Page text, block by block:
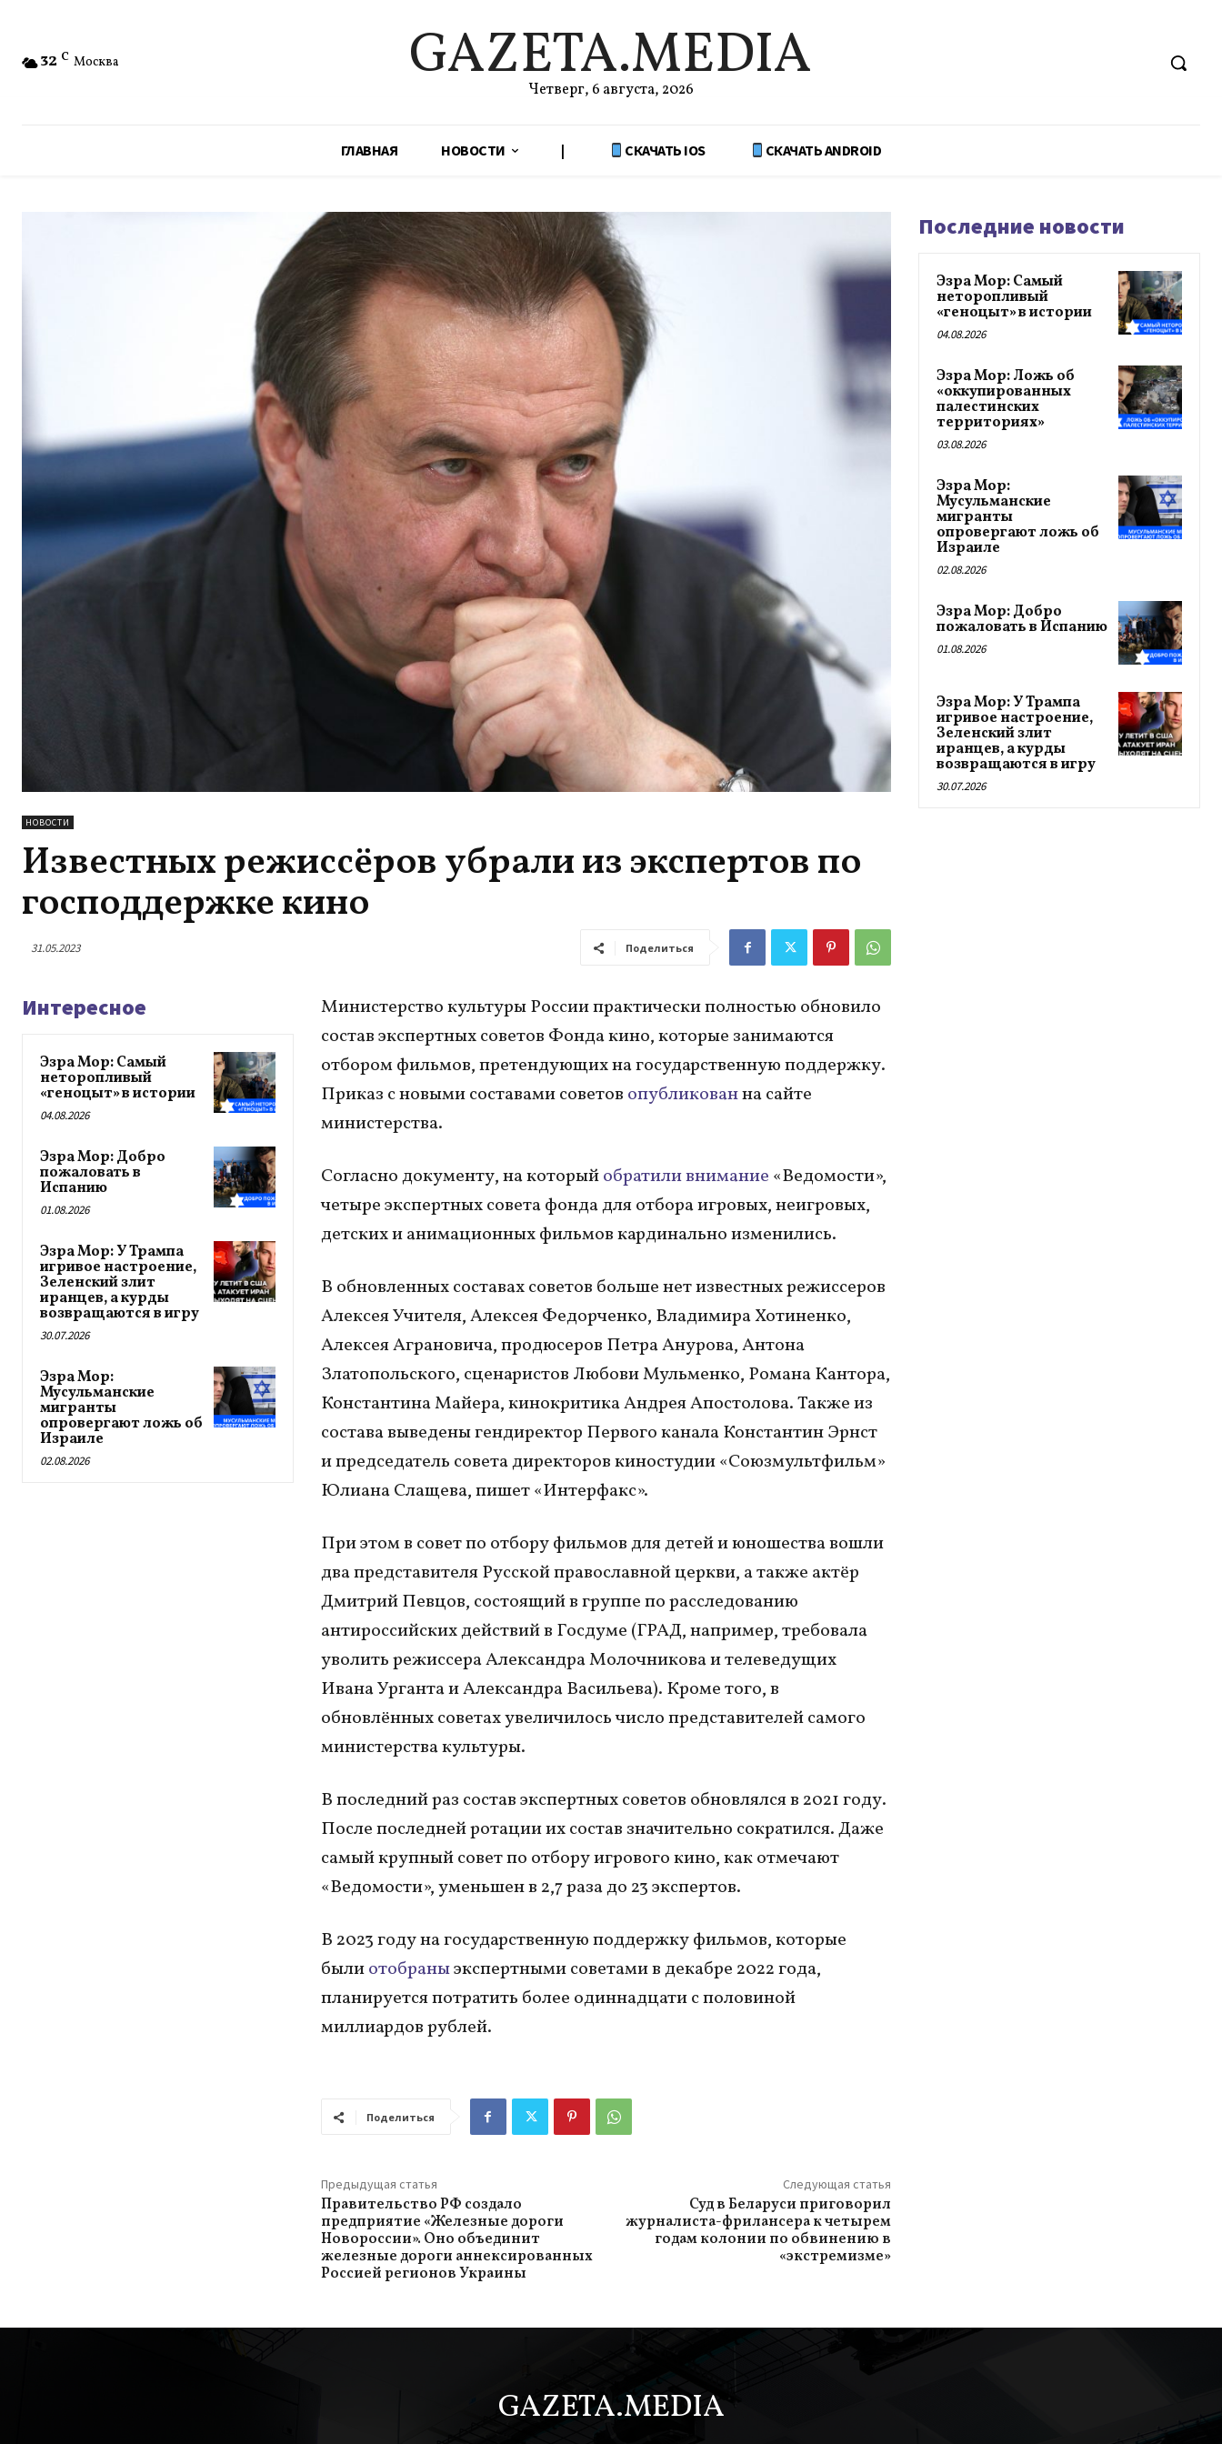
32 C Москва GAZETA.MEDIA
Четверг, 6 августа, 2026
ГЛАВНАЯ НОВОСТИ | СКАЧАТЬ IOS СКАЧАТЬ ANDROID
НОВОСТИ
Известных режиссёров убрали из экспертов по
господдержке кино
31.05.2023 Поделиться
Интересное
Эзра Мор: Самый
неторопливый
«геноцыт» в истории
04.08.2026
Эзра Мор: Добро
пожаловать в
Испанию
01.08.2026
Эзра Мор: У Трампа
игривое настроение,
Зеленский злит
иранцев, а курды
возвращаются в игру
30.07.2026
Эзра Мор:
Мусульманские
мигранты
опровергают ложь об
Израиле
02.08.2026
Министерство культуры России практически полностью обновило
состав экспертных советов Фонда кино, которые занимаются
отбором фильмов, претендующих на государственную поддержку.
Приказ с новыми составами советов опубликованна сайте
министерства.
Согласно документу, на которыйобратили внимание «Ведомости»,
четыре экспертных совета фонда для отбора игровых, неигровых,
детских и анимационных фильмов кардинально изменились.
В обновленных составах советов больше нет известных режиссеров
Алексея Учителя, Алексея Федорченко, Владимира Хотиненко,
Алексея Аграновича, продюсеров Петра Анурова, Антона
Златопольского, сценаристов Любови Мульменко, Романа Кантора,
Константина Майера, кинокритика Андрея Апостолова. Также из
состава выведены гендиректор Первого канала Константин Эрнст
и председатель совета директоров киностудии «Союзмультфильм»
Юлиана Слащева, пишет «Интерфакс».
При этом в совет по отбору фильмов для детей и юношества вошли
два представителя Русской православной церкви, а также актёр
Дмитрий Певцов, состоящий в группе по расследованию
антироссийских действий в Госдуме (ГРАД, например, требовала
уволить режиссера Александра Молочникова и телеведущих
Ивана Урганта и Александра Васильева). Кроме того, в
обновлённых советах увеличилось число представителей самого
министерства культуры.
В последний раз состав экспертных советов обновлялся в 2021 году.
После последней ротации их состав значительно сократился. Даже
самый крупный совет по отбору игрового кино, как отмечают
«Ведомости», уменьшен в 2,7 раза до 23 экспертов.
В 2023 году на государственную поддержку фильмов, которые
былиотобраныэкспертными советами в декабре 2022 года,
планируется потратить более одиннадцати с половиной
миллиардов рублей.
Поделиться
Предыдущая статья
Правительство РФ создало
предприятие «Железные дороги
Новороссии». Оно объединит
железные дороги аннексированных
Россией регионов Украины
Следующая статья
Суд в Беларуси приговорил
журналиста-фрилансера к четырем
годам колонии по обвинению в
«экстремизме»
Последние новости
Эзра Мор: Самый
неторопливый
«геноцыт» в истории
04.08.2026
Эзра Мор: Ложь об
«оккупированных
палестинских
территориях»
03.08.2026
Эзра Мор:
Мусульманские
мигранты
опровергают ложь об
Израиле
02.08.2026
Эзра Мор: Добро
пожаловать в Испанию
01.08.2026
Эзра Мор: У Трампа
игривое настроение,
Зеленский злит
иранцев, а курды
возвращаются в игру
30.07.2026
GAZETA.MEDIA